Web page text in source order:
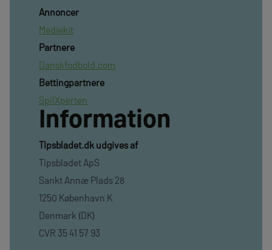
Annoncer
Mediekit
Partnere
Danskfodbold.com
Bettingpartnere
SpilXperten
Information
TIpsbladet.dk udgives af
Tipsbladet ApS
Sankt Annæ Plads 28
1250 København K
Denmark (DK)
CVR 35 41 57 93